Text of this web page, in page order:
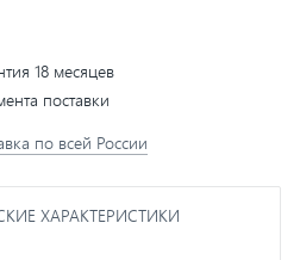
18 месяцев
поставки
по всей России
ХАРАКТЕРИСТИКИ